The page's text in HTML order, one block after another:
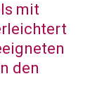
mit
den